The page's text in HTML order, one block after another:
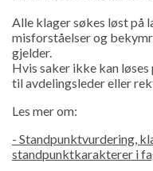
Alle klager søkes løst på
misforståelser og
gjelder.
Hvis saker ikke kan
til avdelingsleder eller
Les mer om:
- Standpunktvurdering,
standpunktkarakterer i